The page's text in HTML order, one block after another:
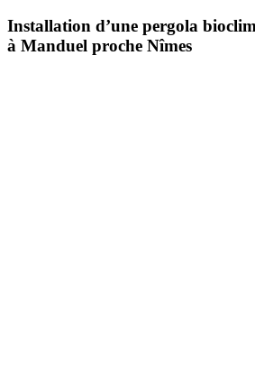
Installation d’une pergola
à Manduel proche Nîmes